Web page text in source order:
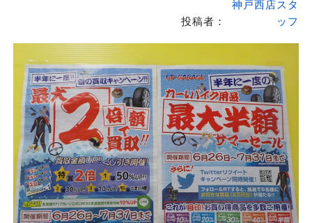
投稿者：
神戸西店スタ
ッフ